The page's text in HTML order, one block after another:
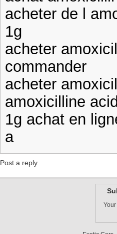
acheter de l
1g
acheter
commander
acheter
amoxicilline
1g achat en
a
Post a reply